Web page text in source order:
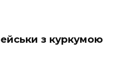
з куркумою